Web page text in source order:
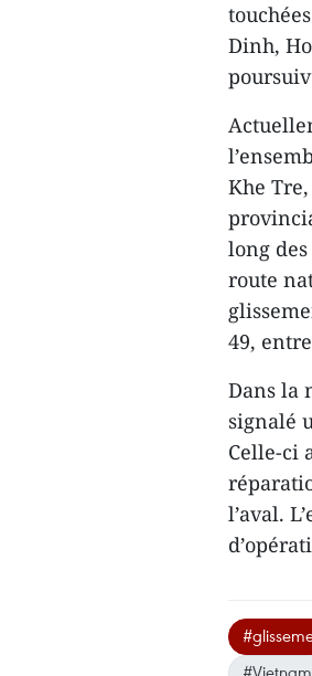
Dinh,
Khe
long
route
49,
Dans la
signalé
Celle-ci
l’aval.
#Vietnam